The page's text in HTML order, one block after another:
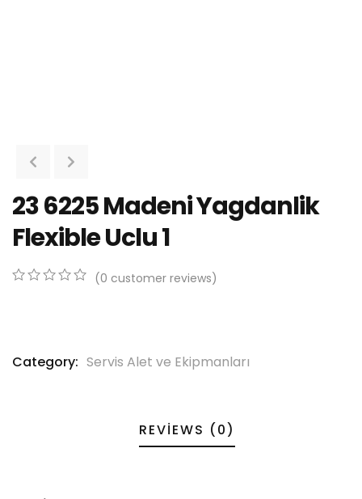
23 6225 Madeni Yagdanlik
Flexible Uclu 1
customer
(0 customer reviews)
Category: Servis Alet ve Ekipmanları
REVIEWS (0)